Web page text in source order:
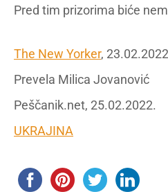
Pred tim prizorima biće
The New Yorker,
Prevela Milica Jovanović
Peščanik.net, 25.02.2022.
UKRAJINA